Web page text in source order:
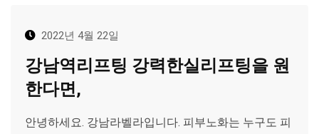
2022년 4월 22일
강남역리프팅 강력한실리프팅을 원
한다면,
안녕하세요. 강남라벨라입니다. 피부노화는 누구도 피